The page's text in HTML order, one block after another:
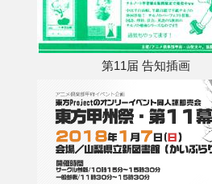
第11届 告知插画